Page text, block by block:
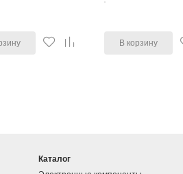
В корзину
Каталог